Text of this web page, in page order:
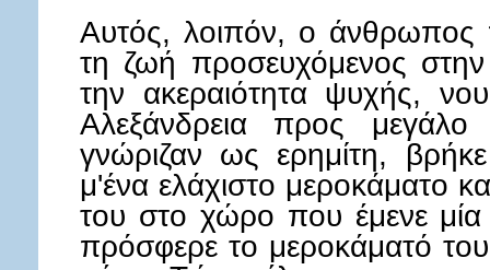
Αυτός, λοιπόν, ο άνθρωπος
τη ζωή προσευχόμενος
την ακεραιότητα ψυχής,
Αλεξάνδρεια προς
γνώριζαν ως ερημίτη,
μ'ένα ελάχιστο μεροκάματο
του στο χώρο που έμενε
πρόσφερε το μεροκάματό